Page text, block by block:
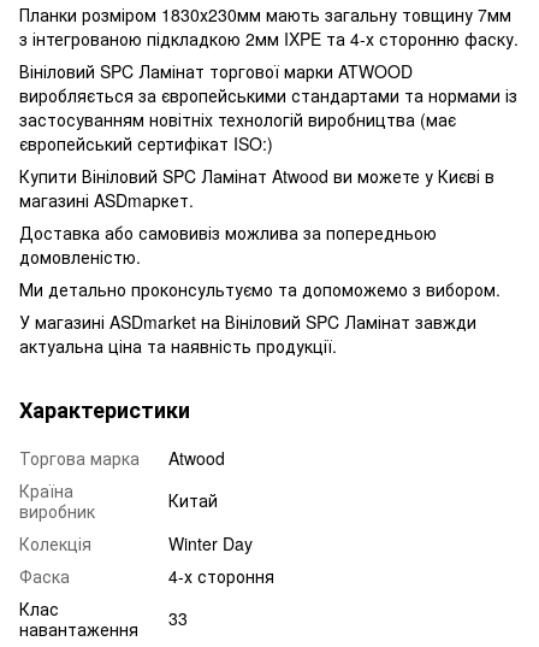
Планки розміром 1830х230мм мають загальну товщину 7мм
з інтегрованою підкладкою 2мм IXPE та 4-х сторонню фаску.
Вініловий SPC Ламінат торгової марки ATWOOD
виробляється за європейськими стандартами та нормами із
застосуванням новітніх технологій виробництва (має
європейський сертифікат ISO:)
Купити Вініловий SPC Ламінат Atwood ви можете у Києві в
магазині ASDmаркет.
Доставка або самовивіз можлива за попередньою
домовленістю.
Ми детально проконсультуємо та допоможемо з вибором.
У магазині ASDmarket на Вініловий SPC Ламінат завжди
актуальна ціна та наявність продукції.
Характеристики
Торгова марка
Atwood
Країна
виробник
Китай
Колекція
Winter Day
Фаска
4-х стороння
Клас
навантаження
33